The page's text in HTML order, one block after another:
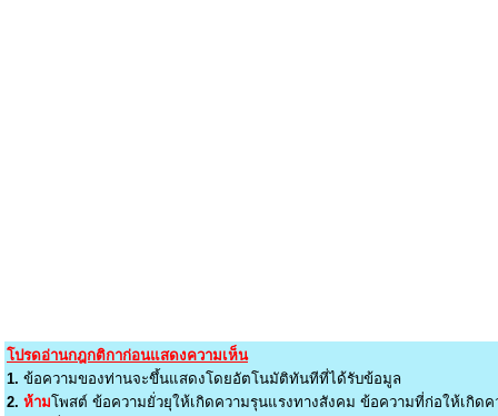
โปรดอ่านกฎกติกาก่อนแสดงความเห็น
1. ข้อความของท่านจะขึ้นแสดงโดยอัตโนมัติทันทีที่ได้รับข้อมูล
2. ห้ามโพสต์ ข้อความยั่วยุให้เกิดความรุนแรงทางสังคม ข้อความที่ก่อให้เกิด